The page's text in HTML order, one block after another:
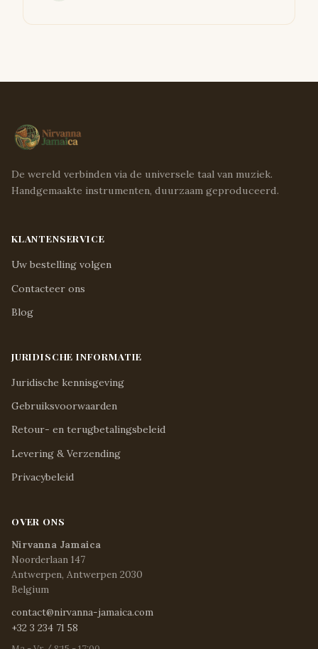
De wereld verbinden via de universele taal van muziek.
Handgemaakte instrumenten, duurzaam geproduceerd.
KLANTENSERVICE
Uw bestelling volgen
Contacteer ons
Blog
JURIDISCHE INFORMATIE
Juridische kennisgeving
Gebruiksvoorwaarden
Retour- en terugbetalingsbeleid
Levering & Verzending
Privacybeleid
OVER ONS
Nirvanna Jamaica
Noorderlaan 147
Antwerpen, Antwerpen 2030
Belgium
contact@nirvanna-jamaica.com
+32 3 234 71 58